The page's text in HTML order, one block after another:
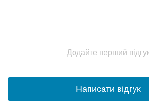
Додайте перший
Написати відгук